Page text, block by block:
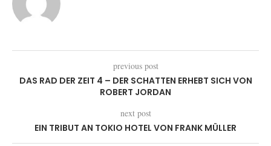
previous post
DAS RAD DER ZEIT 4 – DER SCHATTEN ERHEBT SICH VON
ROBERT JORDAN
next post
EIN TRIBUT AN TOKIO HOTEL VON FRANK MÜLLER